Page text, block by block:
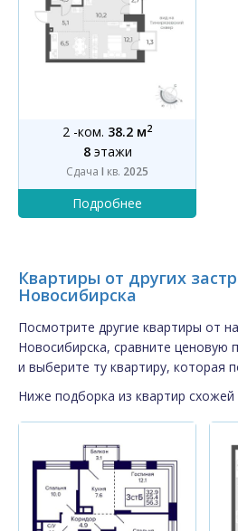
2 -ком. 38.2 м2
8этажи
Сдача I кв. 2025
Квартиры от других
Новосибирска
Посмотрите другие квартиры от
Новосибирска, сравните ценовую
и выберите ту квартиру, которая
Ниже подборка из квартир